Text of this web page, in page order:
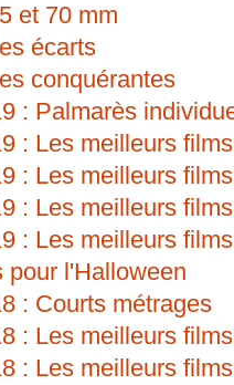
et 70 mm
écarts
conquérantes
: Palmarès
: Les meilleurs
: Les meilleurs
: Les meilleurs
: Les meilleurs
pour l'Halloween
: Courts métrages
: Les meilleurs
: Les meilleurs